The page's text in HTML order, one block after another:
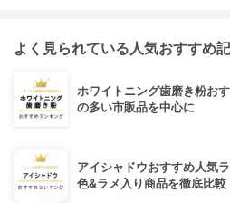
よく見られている人気おすすめ
ホワイトニング歯磨き粉お
の多い市販品を中心に
アイシャドウおすすめ人気
色&ラメ入り商品を徹底比較